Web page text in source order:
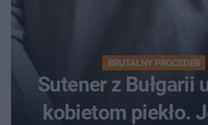
BRUTALNY PROCEDER
Sutener z Bułgarii
kobietom piekło.